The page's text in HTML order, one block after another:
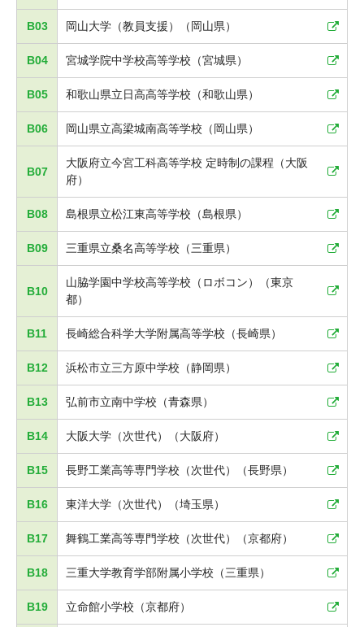
B03 岡山大学（教員支援）（岡山県）
B04 宮城学院中学校高等学校（宮城県）
B05 和歌山県立日高高等学校（和歌山県）
B06 岡山県立高梁城南高等学校（岡山県）
B07
大阪府立今宮工科高等学校 定時制の課程（大阪
府）
B08 島根県立松江東高等学校（島根県）
B09 三重県立桑名高等学校（三重県）
B10
山脇学園中学校高等学校（ロボコン）（東京
都）
B11 長崎総合科学大学附属高等学校（長崎県）
B12 浜松市立三方原中学校（静岡県）
B13 弘前市立南中学校（青森県）
B14 大阪大学（次世代）（大阪府）
B15 長野工業高等専門学校（次世代）（長野県）
B16 東洋大学（次世代）（埼玉県）
B17 舞鶴工業高等専門学校（次世代）（京都府）
B18 三重大学教育学部附属小学校（三重県）
B19 立命館小学校（京都府）